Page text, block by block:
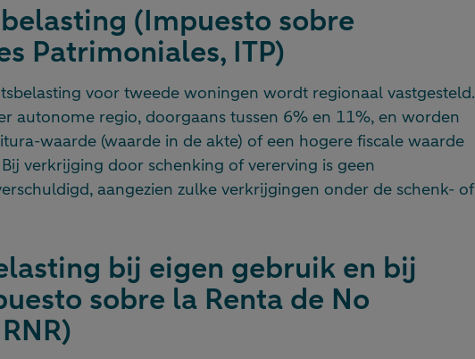
(Impuesto sobre
Patrimoniales, ITP)
voor tweede woningen wordt regionaal vastgesteld.
autonome regio, doorgaans tussen 6% en 11%, en worden
waarde (waarde in de akte) of een hogere fiscale waarde
verkrijging door schenking of vererving is geen
aangezien zulke verkrijgingen onder de schenk- of
bij eigen gebruik en bij
sobre la Renta de No